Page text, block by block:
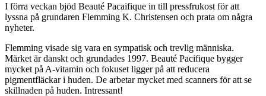
I förra veckan bjöd Beauté Pacaifique in till pressfrukost för att
lyssna på grundaren Flemming K. Christensen och prata om några
nyheter.
Flemming visade sig vara en sympatisk och trevlig människa.
Märket är danskt och grundades 1997. Beauté Pacifique bygger
mycket på A-vitamin och fokuset ligger på att reducera
pigmentfläckar i huden. De arbetar mycket med scanners för att se
skillnaden på huden. Intressant!